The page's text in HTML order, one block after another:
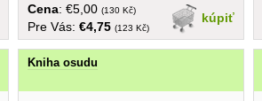
kúpiť
Cena: €5,00 (130 Kč)
Pre Vás: €4,75 (123 Kč)
Kniha osudu